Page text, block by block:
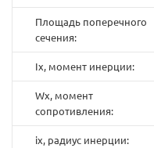
Площадь поперечного
сечения:
Ix, момент инерции:
Wx, момент
сопротивления:
ix, радиус инерции: